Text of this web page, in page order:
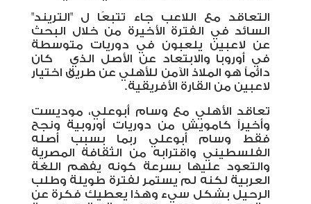
التعاقد مع اللاعب جاء تتبعًا ل "التريند"
السائد في الفترة الأخيرة من خلال البحث
عن لاعبين يلعبون في دوريات متوسطة
في أوروبا والابتعاد عن الأصل الذي كان
دائماً هو الملاذ الآمن للأهلي عن طريق اختيار
لاعبين من القارة الأفريقية.
تعاقد الأهلي مع وسام أبوعلي، موديست
وأخيراً كامويش من دوريات أوروبية ونجح
فقط وسام أبوعلي ربما بسبب أصله
الفلسطيني واقترابه من الثقافة المصرية
والتعود عليها بسرعة كونه يفهم اللغة
العربية لكنه لم يستمر لفترة طويلة وطلب
الرحيل بشكل سيء وهذا يعطيك فكرة عن